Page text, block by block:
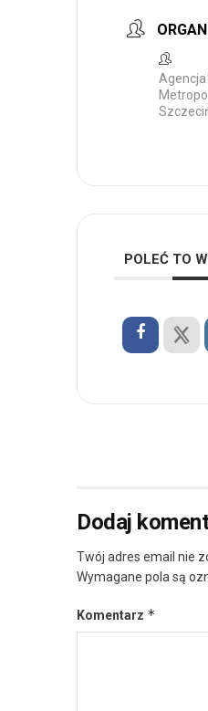
POLEĆ TO
Dodaj
Twój adres email nie
Wymagane pola są
Komentarz *